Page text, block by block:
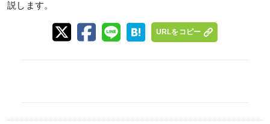
説します。
URLをコピー